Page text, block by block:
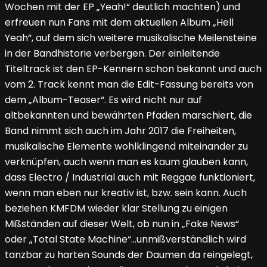
Wochen mit der EP „Yeah!“ deutlich machten) und
erfreuen nun Fans mit dem aktuellen Album „Hell
Yeah“, auf dem sich weitere musikalische Meilensteine
in der Bandhistorie verbergen. Der einleitende
Titeltrack ist den EP-Kennern schon bekannt und auch
vom 2. Track kennt man die Edit-Fassung bereits von
dem „Album-Teaser“. Es wird nicht nur auf
altbekannten und bewährten Pfaden marschiert, die
Band nimmt sich auch im Jahr 2017 die Freiheiten,
musikalische Elemente wohlklingend miteinander zu
verknüpfen, auch wenn man es kaum glauben kann,
dass Electro / Industrial auch mit Reggae funktioniert,
wenn man eben nur kreativ ist, bzw. sein kann. Auch
beziehen KMFDM wieder klar Stellung zu einigen
Mißständen auf dieser Welt, ob nun in „Fake News“
oder „Total State Machine“…unmißverständlich wird
tanzbar zu harten Sounds der Daumen da reingelegt,